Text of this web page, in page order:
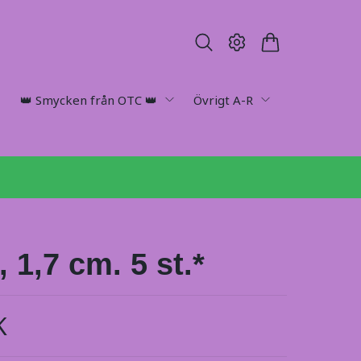
👑 Smycken från OTC 👑
Övrigt A-R
1,7 cm. 5 st.*